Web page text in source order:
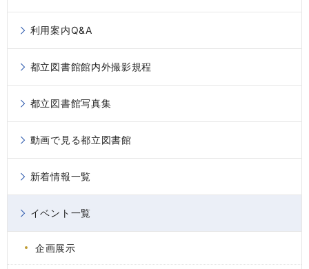
利用案内Q&A
都立図書館館内外撮影規程
都立図書館写真集
動画で見る都立図書館
新着情報一覧
イベント一覧
企画展示